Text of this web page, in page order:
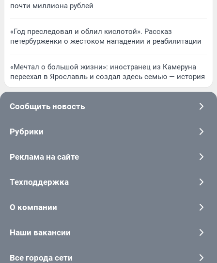
почти миллиона рублей
«Год преследовал и облил кислотой». Рассказ
петербурженки о жестоком нападении и реабилитации
«Мечтал о большой жизни»: иностранец из Камеруна
переехал в Ярославль и создал здесь семью — история
Сообщить новость
Рубрики
Реклама на сайте
Техподдержка
О компании
Наши вакансии
Все города сети